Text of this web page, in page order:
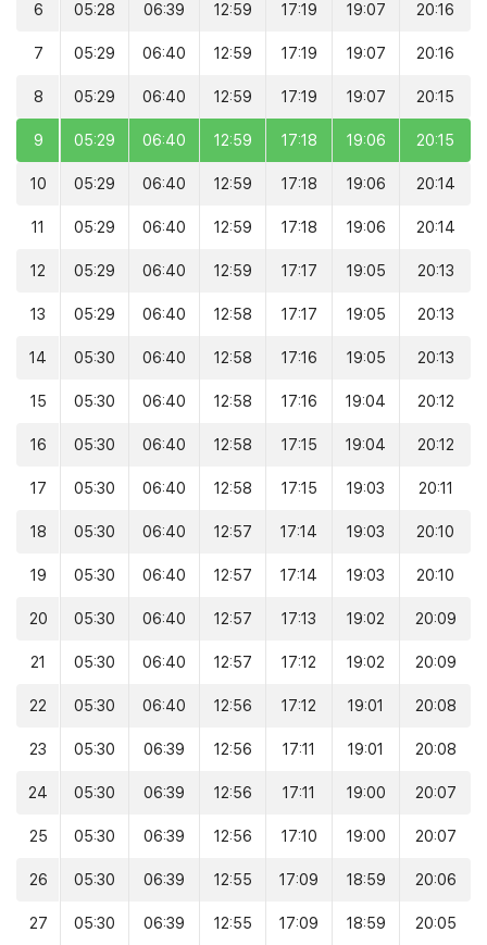
6 05:28 06:39 12:59 17:19 19:07 20:16
7 05:29 06:40 12:59 17:19 19:07 20:16
8 05:29 06:40 12:59 17:19 19:07 20:15
9 05:29 06:40 12:59 17:18 19:06 20:15
10 05:29 06:40 12:59 17:18 19:06 20:14
11 05:29 06:40 12:59 17:18 19:06 20:14
12 05:29 06:40 12:59 17:17 19:05 20:13
13 05:29 06:40 12:58 17:17 19:05 20:13
14 05:30 06:40 12:58 17:16 19:05 20:13
15 05:30 06:40 12:58 17:16 19:04 20:12
16 05:30 06:40 12:58 17:15 19:04 20:12
17 05:30 06:40 12:58 17:15 19:03 20:11
18 05:30 06:40 12:57 17:14 19:03 20:10
19 05:30 06:40 12:57 17:14 19:03 20:10
20 05:30 06:40 12:57 17:13 19:02 20:09
21 05:30 06:40 12:57 17:12 19:02 20:09
22 05:30 06:40 12:56 17:12 19:01 20:08
23 05:30 06:39 12:56 17:11 19:01 20:08
24 05:30 06:39 12:56 17:11 19:00 20:07
25 05:30 06:39 12:56 17:10 19:00 20:07
26 05:30 06:39 12:55 17:09 18:59 20:06
27 05:30 06:39 12:55 17:09 18:59 20:05